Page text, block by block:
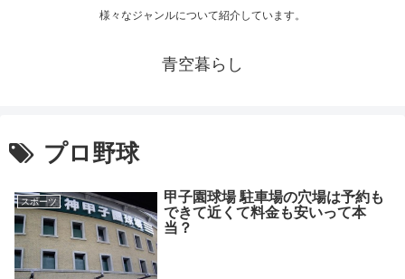
様々なジャンルについて紹介しています。
青空暮らし
プロ野球
スポーツ
甲子園球場 駐車場の穴場は予約も
できて近くて料金も安いって本
当？